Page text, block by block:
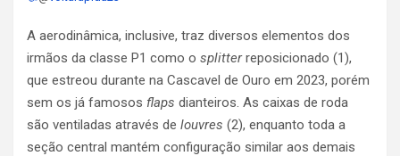
A aerodinâmica, inclusive, traz diversos elementos dos
irmãos da classe P1 como o splitterreposicionado (1),
que estreou durante na Cascavel de Ouro em 2023, porém
sem os já famosos flaps dianteiros. As caixas de roda
são ventiladas através de louvres (2), enquanto toda a
seção central mantém configuração similar aos demais